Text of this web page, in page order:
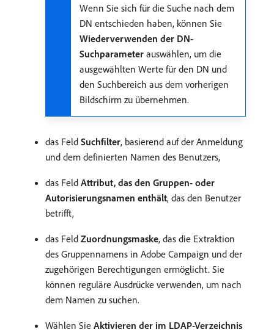
Wenn Sie sich für die Suche nach dem
DN entschieden haben, können Sie
Wiederverwenden der DN-
Suchparameter auswählen, um die
ausgewählten Werte für den DN und
den Suchbereich aus dem vorherigen
Bildschirm zu übernehmen.
das Feld Suchfilter, basierend auf der Anmeldung
und dem definierten Namen des Benutzers,
das Feld Attribut, das den Gruppen- oder
Autorisierungsnamen enthält, das den Benutzer
betrifft,
das Feld Zuordnungsmaske, das die Extraktion
des Gruppennamens in Adobe Campaign und der
zugehörigen Berechtigungen ermöglicht. Sie
können reguläre Ausdrücke verwenden, um nach
dem Namen zu suchen.
Wählen Sie Aktivieren der im LDAP-Verzeichnis